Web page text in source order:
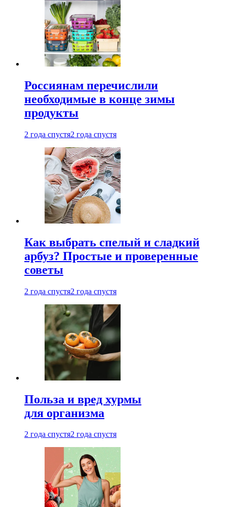
Россиянам перечислили
необходимые в конце зимы
продукты
2 года спустя2 года спустя
Как выбрать спелый и сладкий
арбуз? Простые и проверенные
советы
2 года спустя2 года спустя
Польза и вред хурмы
для организма
2 года спустя2 года спустя